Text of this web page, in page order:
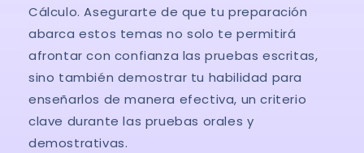
Cálculo. Asegurarte de que tu preparación
abarca estos temas no solo te permitirá
afrontar con confianza las pruebas escritas,
sino también demostrar tu habilidad para
enseñarlos de manera efectiva, un criterio
clave durante las pruebas orales y
demostrativas.